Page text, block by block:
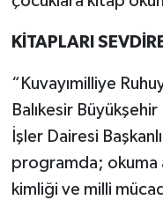
KİTAPLARI
“Kuvayımilliye
Balıkesir
İşler Dairesi
programda; okuma
kimliği ve milli